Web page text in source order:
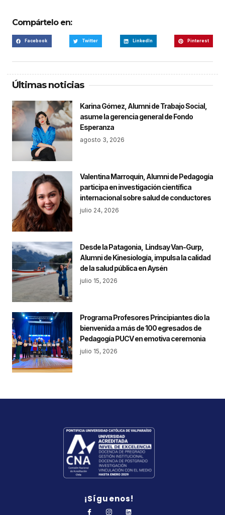
Compártelo en:
Facebook Twitter LinkedIn Pinterest
Últimas noticias
Karina Gómez, Alumni de Trabajo Social,
asume la gerencia general de Fondo
Esperanza
agosto 3, 2026
Valentina Marroquín, Alumni de Pedagogía
participa en investigación científica
internacional sobre salud de conductores
julio 24, 2026
Desde la Patagonia, Lindsay Van-Gurp,
Alumni de Kinesiología, impulsa la calidad
de la salud pública en Aysén
julio 15, 2026
Programa Profesores Principiantes dio la
bienvenida a más de 100 egresados de
Pedagogía PUCV en emotiva ceremonia
julio 15, 2026
¡Síguenos!